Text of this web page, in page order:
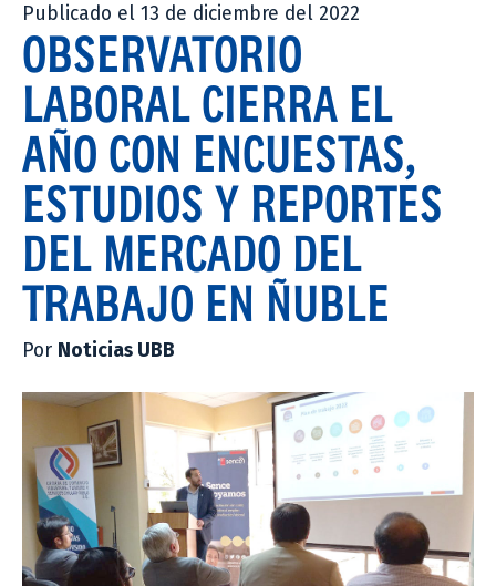
Publicado el 13 de diciembre del 2022
OBSERVATORIO
LABORAL CIERRA EL
AÑO CON ENCUESTAS,
ESTUDIOS Y REPORTES
DEL MERCADO DEL
TRABAJO EN ÑUBLE
Por Noticias UBB